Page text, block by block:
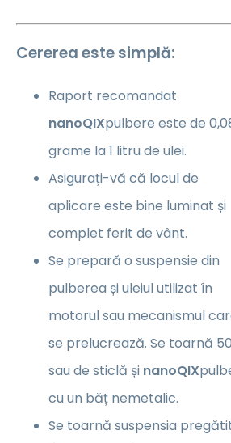
Cererea este simplă:
Raport recomandat
nanoQIXpulbere este de
grame la 1 litru de ulei.
Asigurați-vă că locul de
aplicare este bine luminat și
complet ferit de vânt.
Se prepară o suspensie din
pulberea și uleiul utilizat în
motorul sau mecanismul
se prelucrează. Se toarnă
sau de sticlă și nanoQIX
cu un băț nemetalic.
Se toarnă suspensia